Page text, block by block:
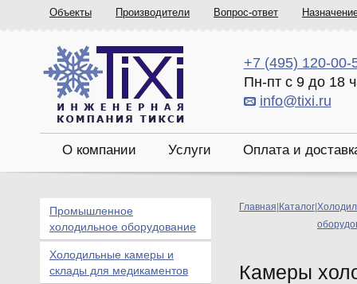
Объекты Производители Вопрос-ответ
+7 (495) 120-00-
Пн-пт с 9 до 18
info@tixi.ru
О компании Услуги Оплата и
Главная Каталог
Камеры
Промышленное
холодильное оборудование
Холодильные камеры и
склады для медикаментов